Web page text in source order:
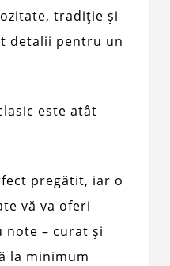
tradiție și
detalii pentru un
este atât
pregătit, iar o
vă va oferi
– curat și
la minimum